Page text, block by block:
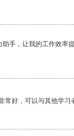
手，让我的工作效率
常好，可以与其他学习